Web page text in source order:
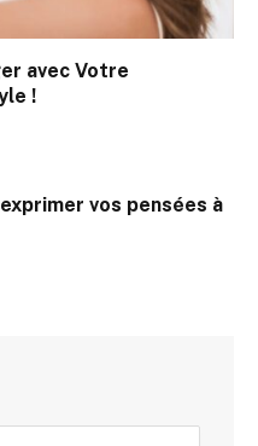
avec Votre
!
vos pensées à